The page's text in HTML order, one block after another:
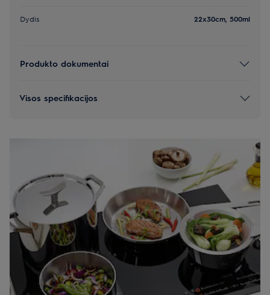
Dydis 22x30cm, 500ml
Produkto dokumentai
Visos specifikacijos